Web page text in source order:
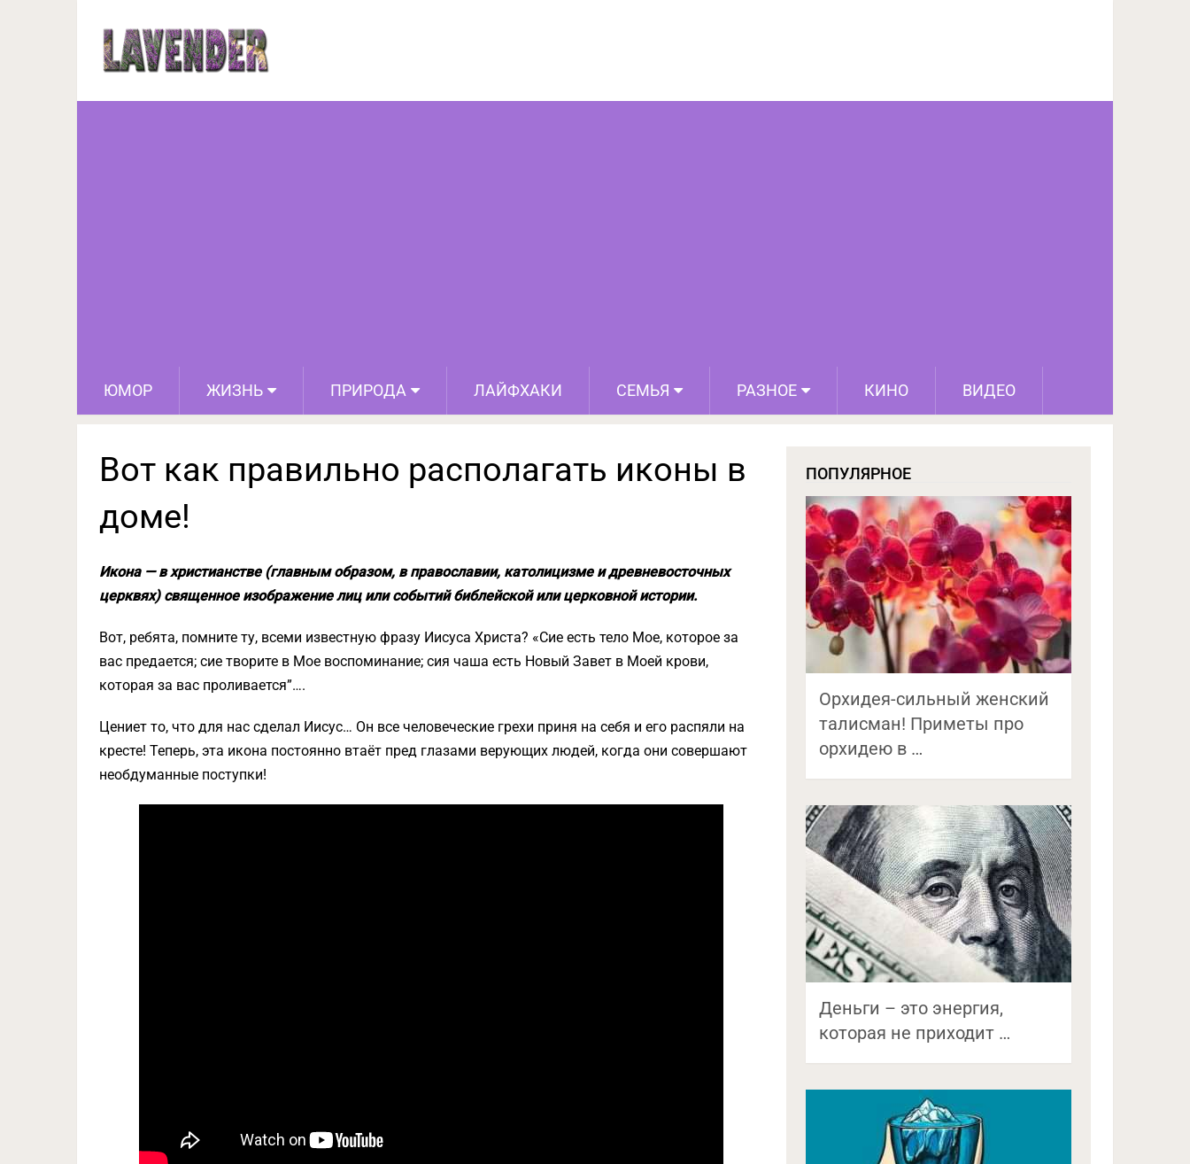
ЮМОР ЖИЗНЬ ПРИРОДА ЛАЙФХАКИ СЕМЬЯ РАЗНОЕ КИНО ВИДЕО
Вот как правильно располагать иконы в доме!
Вот как правильно располагать иконы в
доме!
Икона — в христианстве (главным образом, в православии, католицизме и древневосточных
церквях) священное изображение лиц или событий библейской или церковной истории.
Вот, ребята, помните ту, всеми известную фразу Иисуса Христа? «Сие есть тело Мое, которое за
вас предается; сие творите в Мое воспоминание; сия чаша есть Новый Завет в Моей крови,
которая за вас проливается”….
Цениет то, что для нас сделал Иисус… Он все человеческие грехи приня на себя и его распяли на
кресте! Теперь, эта икона постоянно втаёт пред глазами верующих людей, когда они совершают
необдуманные поступки!
ПОПУЛЯРНОЕ
Орхидея-сильный женский
талисман! Приметы про
орхидею в …
Деньги – это энергия,
которая не приходит …